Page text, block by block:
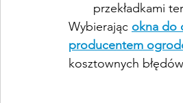
przekładkami
Wybierając okna do
producentem
kosztownych